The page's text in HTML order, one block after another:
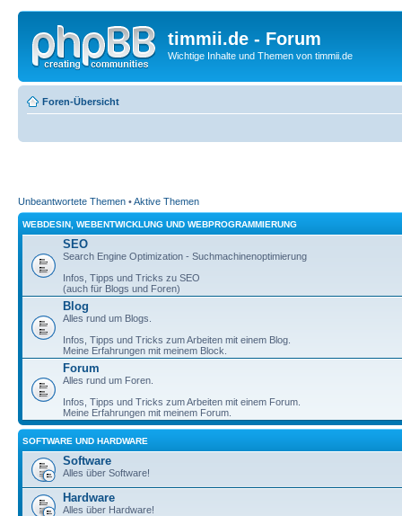
timmii.de - Forum
Wichtige Inhalte und Themen von timmii.de
Foren-Übersicht
Unbeantwortete Themen •Aktive Themen
WEBDESIN, WEBENTWICKLUNG UND WEBPROGRAMMIERUNG
SEO
Search Engine Optimization - Suchmachinenoptimierung
Infos, Tipps und Tricks zu SEO
(auch für Blogs und Foren)
Blog
Alles rund um Blogs.
Infos, Tipps und Tricks zum Arbeiten mit einem Blog.
Meine Erfahrungen mit meinem Block.
Forum
Alles rund um Foren.
Infos, Tipps und Tricks zum Arbeiten mit einem Forum.
Meine Erfahrungen mit meinem Forum.
SOFTWARE UND HARDWARE
Software
Alles über Software!
Hardware
Alles über Hardware!